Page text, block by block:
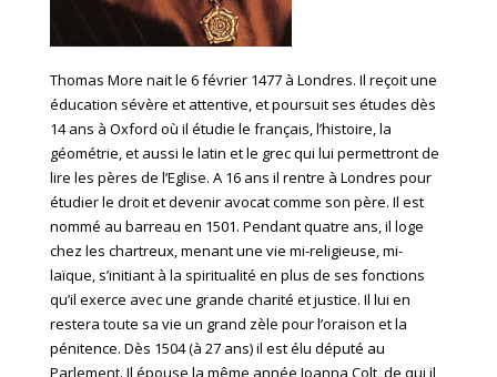
Thomas More nait le 6 février 1477 à Londres. Il reçoit une
éducation sévère et attentive, et poursuit ses études dès
14 ans à Oxford où il étudie le français, l’histoire, la
géométrie, et aussi le latin et le grec qui lui permettront de
lire les pères de l’Eglise. A 16 ans il rentre à Londres pour
étudier le droit et devenir avocat comme son père. Il est
nommé au barreau en 1501. Pendant quatre ans, il loge
chez les chartreux, menant une vie mi-religieuse, mi-
laïque, s’initiant à la spiritualité en plus de ses fonctions
qu’il exerce avec une grande charité et justice. Il lui en
restera toute sa vie un grand zèle pour l’oraison et la
pénitence. Dès 1504 (à 27 ans) il est élu député au
Parlement. Il épouse la même année Joanna Colt, de qui il